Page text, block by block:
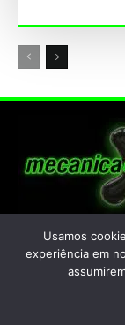
Home
2026
Instagram
Usamos
experiência em